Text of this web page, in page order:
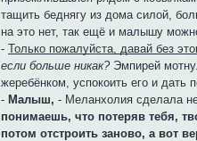
тащить беднягу из дома силой,
на это нет, так ещё и малышу
-Только пожалуйста, давай без
если больше никак?Эмпирей
жеребёнком, успокоить его и дать
- Малыш,- Меланхолия сделала
понимаешь, что потеряв тебя,
потом отстроить заново, а вот